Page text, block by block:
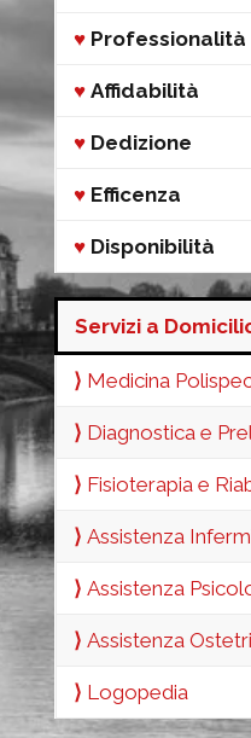
♥ Professionalità
♥ Affidabilità
♥ Dedizione
♥ Efficenza
♥ Disponibilità
Servizi a
⟩ Medicina
⟩ Diagnostica e
⟩ Fisioterapia e
⟩ Assistenza
⟩ Assistenza
⟩ Assistenza
⟩ Logopedia